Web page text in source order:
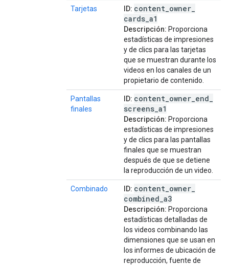
Tarjetas ID: content owner
cards a1
Descripción: Proporciona
estadísticas de impresiones
y de clics para las tarjetas
que se muestran durante los
videos en los canales de un
propietario de contenido.
Pantallas
finales
ID: content owner end
screens a1
Descripción: Proporciona
estadísticas de impresiones
y de clics para las pantallas
finales que se muestran
después de que se detiene
la reproducción de un video.
Combinado ID: content owner
combined a3
Descripción: Proporciona
estadísticas detalladas de
los videos combinando las
dimensiones que se usan en
los informes de ubicación de
reproducción, fuente de